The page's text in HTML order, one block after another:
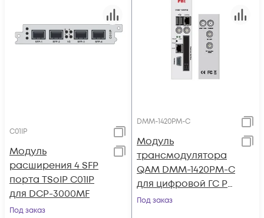
C01IP
Модуль
расширения 4 SFP
порта TSoIP C01IP
для DCP-3000MF
Под заказ
DMM-1420PM-C
Модуль
трансмодулятора
QAM DMM-1420PM-C
для цифровой ГС PBI
DMM-1000
Под заказ